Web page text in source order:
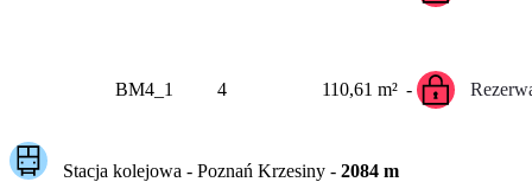
BM4_1 4 110,61 m² -
Stacja kolejowa - Poznań Krzesiny- 2084m